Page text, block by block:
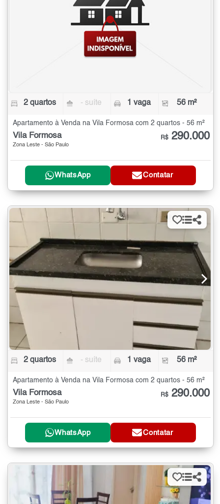
2 quartos - suíte 1 vaga 56 m²
Apartamento à Venda na Vila Formosa com 2 quartos - 56 m²
Vila Formosa
Zona Leste - São Paulo
R$ 290.000
WhatsApp Contatar
2 quartos - suíte 1 vaga 56 m²
Apartamento à Venda na Vila Formosa com 2 quartos - 56 m²
Vila Formosa
Zona Leste - São Paulo
R$ 290.000
WhatsApp Contatar